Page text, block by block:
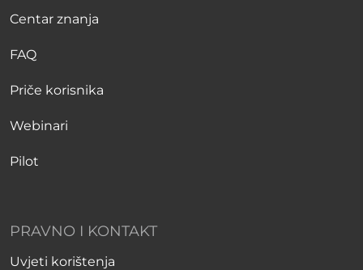
Centar znanja
FAQ
Priče korisnika
Webinari
Pilot
PRAVNO I KONTAKT
Uvjeti korištenja